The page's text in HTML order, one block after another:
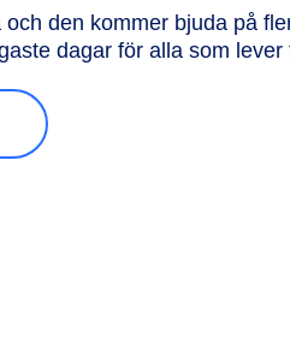
den kommer bjuda på
dagar för alla som lever